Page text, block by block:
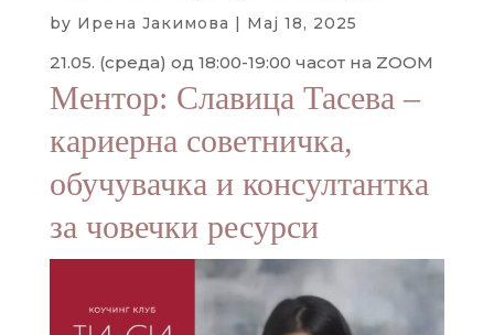
by Ирена Јакимова Мај 18, 2025
21.05. (среда) од 18:00-19:00 часот на ZOOM
Ментор: Славица Тасева –
кариерна советничка,
обучувачка и консултантка
за човечки ресурси